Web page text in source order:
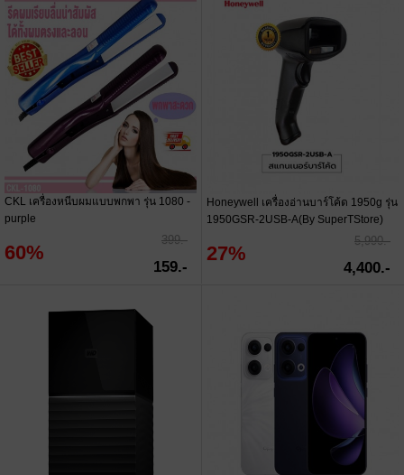
CKL เครื่องหนีบผมแบบพกพา รุ่น 1080 -
purple
60%
399.-
159.-
Honeywell เครื่องอ่านบาร์โค้ด 1950g รุ่น
1950GSR-2USB-A(By SuperTStore)
27%
5,990.-
4,400.-